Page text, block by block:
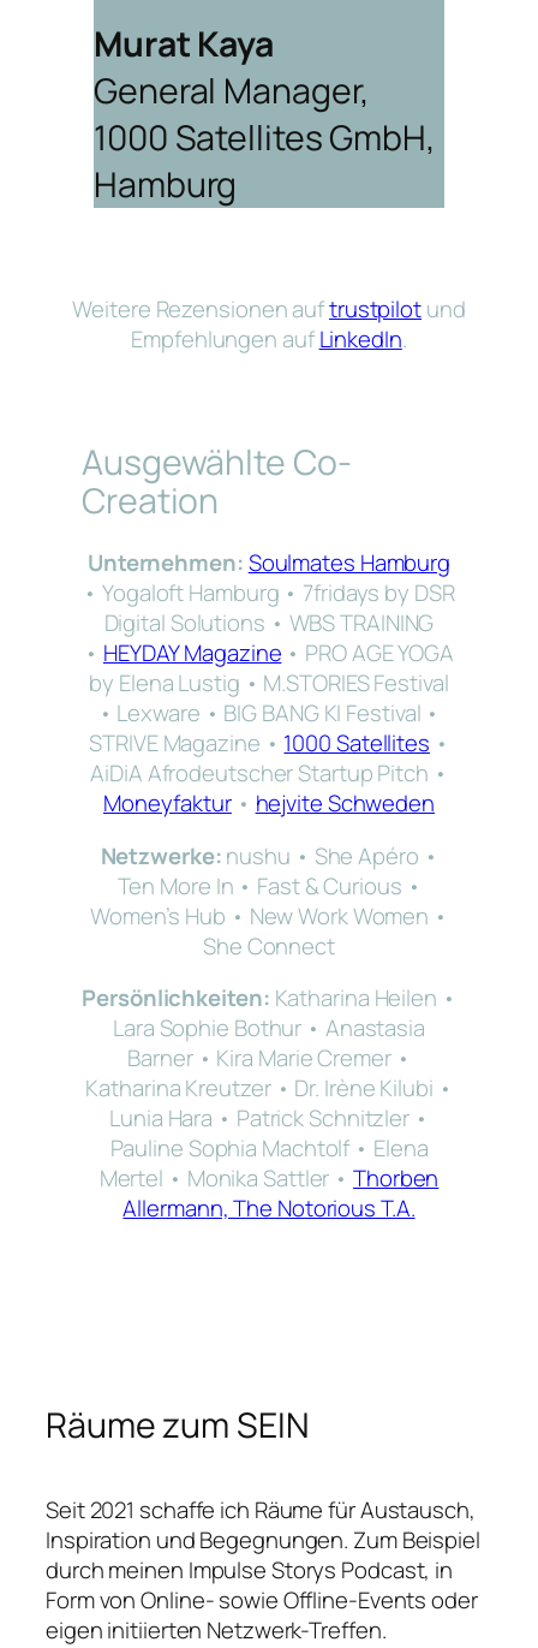
Murat Kaya
General Manager,
1000 Satellites GmbH,
Hamburg
Weitere Rezensionen auftrustpilotund
Empfehlungen aufLinkedIn.
Ausgewählte Co-
Creation
Unternehmen:Soulmates Hamburg
• Yogaloft Hamburg • 7fridays by DSR
Digital Solutions • WBS TRAINING
• HEYDAY Magazine • PRO AGE YOGA
by Elena Lustig • M.STORIES Festival
• Lexware • BIG BANG KI Festival •
STRIVE Magazine • 1000 Satellites •
AiDiA Afrodeutscher Startup Pitch •
Moneyfaktur• hejvite Schweden
Netzwerke:nushu • She Apéro •
Ten More In • Fast & Curious •
Women’s Hub • New Work Women •
She Connect
Persönlichkeiten: Katharina Heilen •
Lara Sophie Bothur • Anastasia
Barner • Kira Marie Cremer •
Katharina Kreutzer • Dr. Irène Kilubi •
Lunia Hara • Patrick Schnitzler •
Pauline Sophia Machtolf • Elena
Mertel • Monika Sattler •Thorben
Allermann, The Notorious T.A.
Räume zum SEIN
Seit 2021 schaffe ich Räume für Austausch,
Inspiration und Begegnungen. Zum Beispiel
durch meinen Impulse Storys Podcast, in
Form von Online- sowie Offline-Events oder
eigen initiierten Netzwerk-Treffen.